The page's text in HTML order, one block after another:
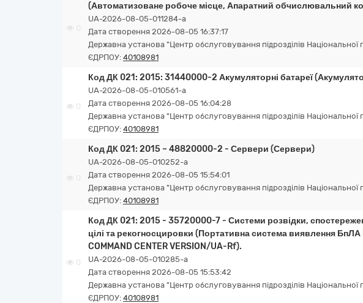
(Автоматизоване робоче місце, Апаратний обчислювальний
UA-2026-08-05-011284-a
Дата створення 2026-08-05 16:37:17
Державна установа "Центр обслуговування підрозділів Національної
ЄДРПОУ: 40108981
0
Код ДК 021: 2015: 31440000-2 Акумуляторні батареї
UA-2026-08-05-010561-a
Дата створення 2026-08-05 16:04:28
Державна установа "Центр обслуговування підрозділів Національної
ЄДРПОУ: 40108981
Код ДК 021: 2015 – 48820000-2 - Сервери (Сервери)
UA-2026-08-05-010252-a
Дата створення 2026-08-05 15:54:01
Державна установа "Центр обслуговування підрозділів Національної
ЄДРПОУ: 40108981
0
Код ДК 021: 2015 - 35720000-7 - Системи розвідки,
цілі та рекогносцировки (Портативна система виявлення БпЛА
COMMAND CENTER VERSION/UA-Rf).
UA-2026-08-05-010285-a
Дата створення 2026-08-05 15:53:42
Державна установа "Центр обслуговування підрозділів Національної
ЄДРПОУ: 40108981